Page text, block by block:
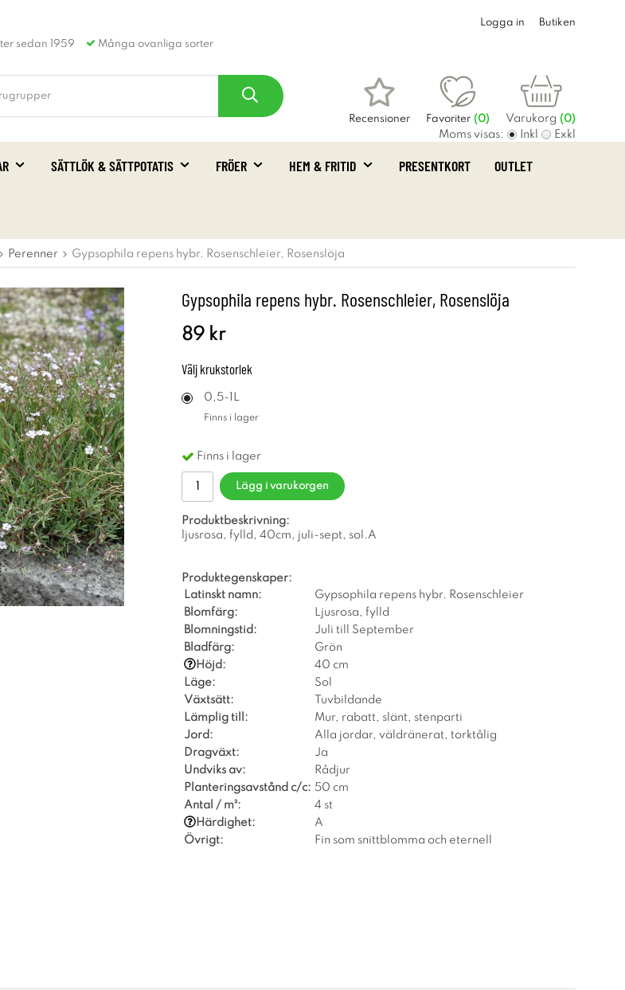
sedan 1959 Många ovanliga sorter
Logga in Butiken
Recensioner Favoriter (0) Varukorg (0)
Moms visas: Inkl Exkl
SÄTTLÖK & SÄTTPOTATIS FRÖER HEM & FRITID PRESENTKORT OUTLET
Perenner Gypsophila repens hybr. Rosenschleier, Rosenslöja
Gypsophila repens hybr. Rosenschleier, Rosenslöja
89 kr
Välj krukstorlek
0,5-1L
Finns i lager
Finns i lager
Lägg i varukorgen
Produktbeskrivning:
ljusrosa, fylld, 40cm, juli-sept, sol.A
Produktegenskaper:
Latinskt namn:
Gypsophila repens hybr. Rosenschleier
Blomfärg:
Ljusrosa, fylld
Blomningstid:
Juli till September
Bladfärg:
Grön
Höjd:
40 cm
Läge:
Sol
Växtsätt:
Tuvbildande
Lämplig till:
Mur, rabatt, slänt, stenparti
Jord:
Alla jordar, väldränerat, torktålig
Dragväxt:
Ja
Undviks av:
Rådjur
Planteringsavstånd c/c: 50 cm
Antal / m²:
4 st
Härdighet:
A
Övrigt:
Fin som snittblomma och eternell